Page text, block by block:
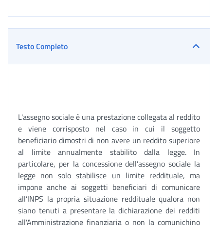
Testo Completo
L'assegno sociale è una prestazione collegata al reddito
e viene corrisposto nel caso in cui il soggetto
beneficiario dimostri di non avere un reddito superiore
al limite annualmente stabilito dalla legge. In
particolare, per la concessione dell’assegno sociale la
legge non solo stabilisce un limite reddituale, ma
impone anche ai soggetti beneficiari di comunicare
all’INPS la propria situazione reddituale qualora non
siano tenuti a presentare la dichiarazione dei redditi
all'Amministrazione finanziaria o non la comunichino